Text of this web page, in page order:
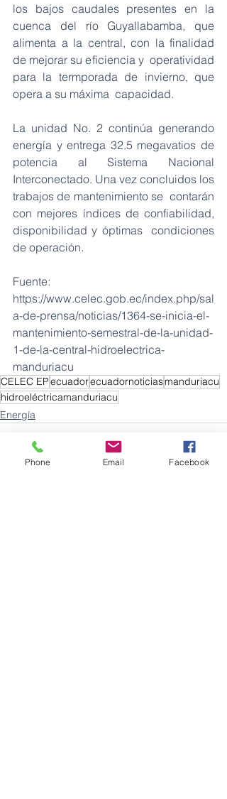
los bajos caudales presentes en la
cuenca del río Guyallabamba, que
alimenta a la central, con la finalidad
de mejorar su eficiencia y  operatividad
para la termporada de invierno, que
opera a su máxima  capacidad.
La unidad No. 2 continúa generando
energía y entrega 32.5 megavatios de
potencia al Sistema Nacional
Interconectado. Una vez concluidos los
trabajos de mantenimiento se  contarán
con mejores índices de confiabilidad,
disponibilidad y óptimas  condiciones
de operación.
Fuente:
https://www.celec.gob.ec/index.php/sal
a-de-prensa/noticias/1364-se-inicia-el-
mantenimiento-semestral-de-la-unidad-
1-de-la-central-hidroelectrica-
manduriacu
CELEC EPecuadorecuadornoticiasmanduriacu
hidroeléctricamanduriacu
Energía
Phone Email Facebook